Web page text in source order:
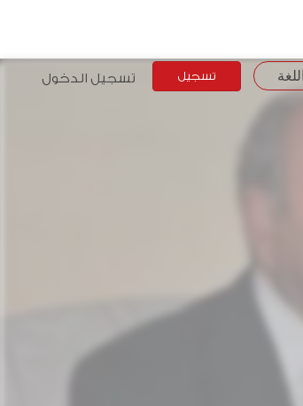
اللغة تسجيل تسجيل الدخول